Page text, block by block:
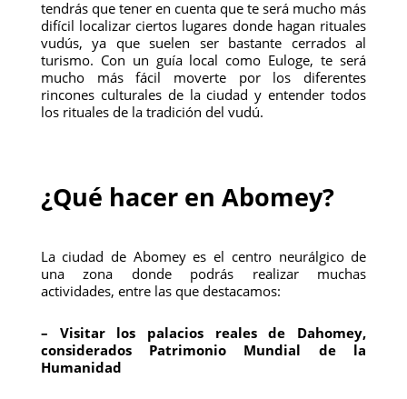
tendrás que tener en cuenta que te será mucho más
difícil localizar ciertos lugares donde hagan rituales
vudús, ya que suelen ser bastante cerrados al
turismo. Con un guía local como Euloge, te será
mucho más fácil moverte por los diferentes
rincones culturales de la ciudad y entender todos
los rituales de la tradición del vudú.
¿Qué hacer en Abomey?
La ciudad de Abomey es el centro neurálgico de
una zona donde podrás realizar muchas
actividades, entre las que destacamos:
– Visitar los palacios reales de Dahomey,
considerados Patrimonio Mundial de la
Humanidad